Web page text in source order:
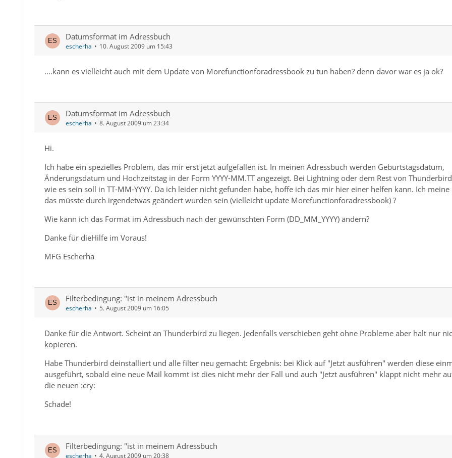
Datumsformat im Adressbuch
escherha 10. August 2009 um 15:43
....kann es vielleicht auch mit dem Update von Morefunctionforadressbook zu tun haben? denn davor war es ja ok?
Datumsformat im Adressbuch
escherha 8. August 2009 um 23:34
Hi.
Ich habe ein spezielles Problem, das mir erst jetzt aufgefallen ist. In meinen Adressbuch werden Geburtstagsdatum,
Änderungsdatum und Hochzeitstag in der Form YYYY-MM.TT angezeigt. Bei Lightning oder dem Rest von
wie es sein soll in TT-MM-YYYY. Da ich leider nicht gefunden habe, hoffe ich das mir hier einer helfen kann. Ich meine
das müsste durch irgendetwas geändert wurden sein (vielleicht update Morefunctionforadressbook) ?
Wie kann ich das Format im Adressbuch nach der gewünschten Form (DD_MM_YYYY) ändern?
Danke für dieHilfe im Voraus!
MFG Escherha
Filterbedingung: "ist in meinem Adressbuch
escherha 5. August 2009 um 16:05
Danke für die Antwort. Scheint an Thunderbird zu liegen. Jedenfalls verschieben geht ohne Probleme aber halt nur
kopieren.
Habe Thunderbird deinstalliert und alle filter neu gemacht: Ergebnis: bei Klick auf "Jetzt ausführen" werden diese
ausgeführt, sobald eine neue Mail kommt ist dies nicht mehr der Fall und auch "Jetzt ausführen" klappt nicht mehr
die neuen :cry:
Schade!
Filterbedingung: "ist in meinem Adressbuch
escherha 4. August 2009 um 20:38